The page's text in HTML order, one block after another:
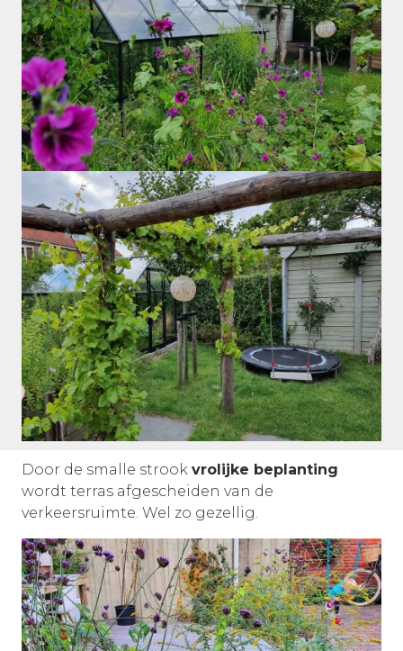
Door de smalle strook vrolijke beplanting
wordt terras afgescheiden van de
verkeersruimte. Wel zo gezellig.